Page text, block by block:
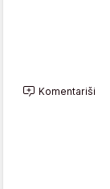
Komentariši